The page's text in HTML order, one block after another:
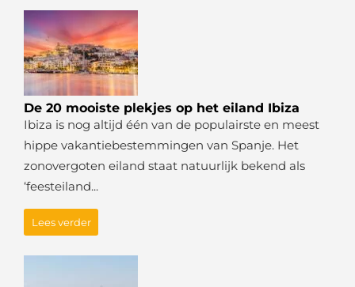
De 20 mooiste plekjes op het eiland Ibiza
Ibiza is nog altijd één van de populairste en meest
hippe vakantiebestemmingen van Spanje. Het
zonovergoten eiland staat natuurlijk bekend als
‘feesteiland...
Lees verder